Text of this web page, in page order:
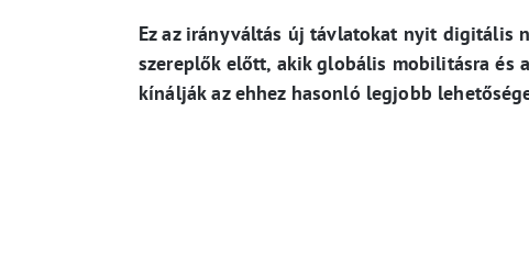
Ez az irányváltás új távlatokat nyit digitális
szereplők előtt, akik globális mobilitásra és
kínálják az ehhez hasonló legjobb